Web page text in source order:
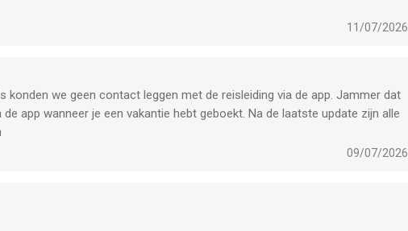
11/07/2026
konden we geen contact leggen met de reisleiding via de app. Jammer dat
app wanneer je een vakantie hebt geboekt. Na de laatste update zijn alle
09/07/2026